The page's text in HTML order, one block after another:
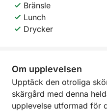
Bränsle
Lunch
Drycker
Om upplevelsen
Upptäck den otroliga
skärgård med denna
upplevelse utformad för